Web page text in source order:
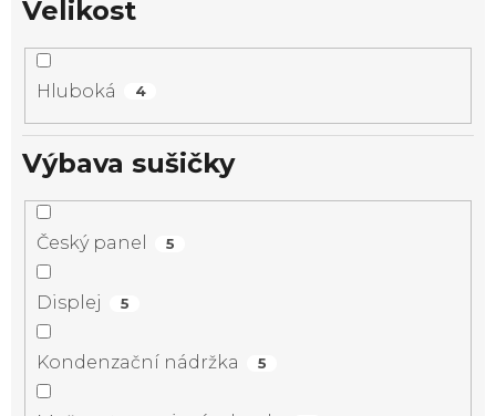
Velikost
Hluboká 4
Výbava sušičky
Český panel 5
Displej 5
Kondenzační nádržka 5